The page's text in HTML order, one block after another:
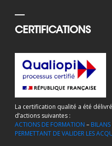
CERTIFICATIONS
La certification qualité a été
d’actions suivantes :
ACTIONS DE FORMATION – BILANS
PERMETTANT DE VALIDER LES